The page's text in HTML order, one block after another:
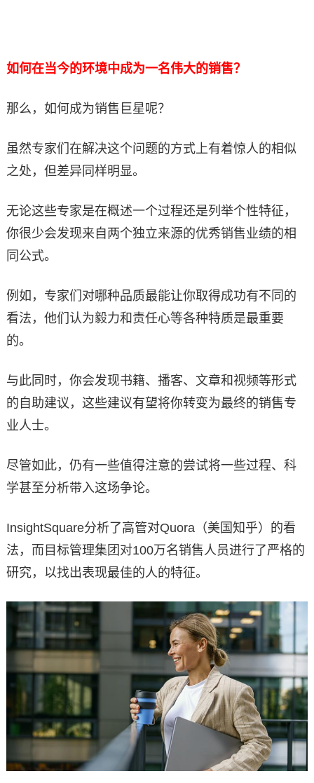
如何在当今的环境中成为一名伟大的销售？
那么，如何成为销售巨星呢？
虽然专家们在解决这个问题的方式上有着惊人的相似
之处，但差异同样明显。
无论这些专家是在概述一个过程还是列举个性特征，
你很少会发现来自两个独立来源的优秀销售业绩的相
同公式。
例如，专家们对哪种品质最能让你取得成功有不同的
看法，他们认为毅力和责任心等各种特质是最重要
的。
与此同时，你会发现书籍、播客、文章和视频等形式
的自助建议，这些建议有望将你转变为最终的销售专
业人士。
尽管如此，仍有一些值得注意的尝试将一些过程、科
学甚至分析带入这场争论。
InsightSquare分析了高管对Quora（美国知乎）的看
法，而目标管理集团对100万名销售人员进行了严格的
研究，以找出表现最佳的人的特征。